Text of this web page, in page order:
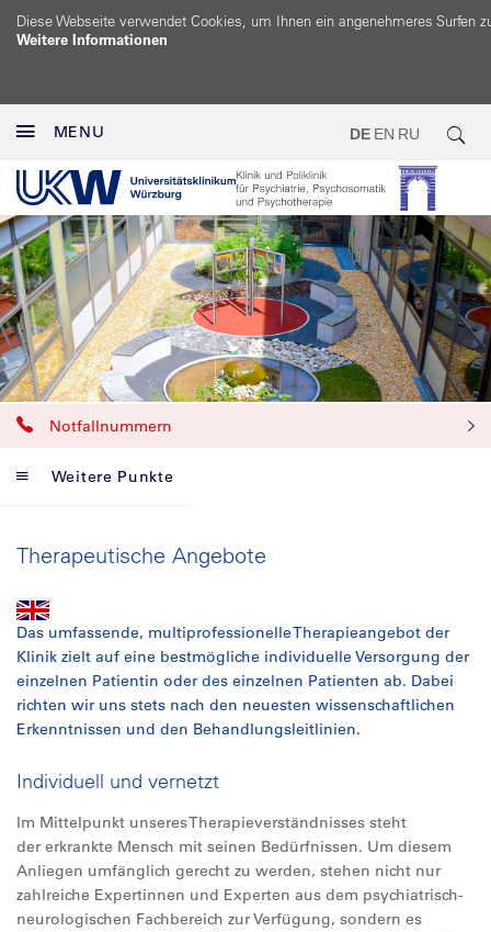
Diese Webseite verwendet Cookies, um Ihnen ein angenehmeres Surfen
Weitere Informationen
MENU DE EN RU
Notfallnummern
Weitere Punkte
Therapeutische Angebote
Das umfassende, multiprofessionelle Therapieangebot der
Klinik zielt auf eine bestmögliche individuelle Versorgung der
einzelnen Patientin oder des einzelnen Patienten ab. Dabei
richten wir uns stets nach den neuesten wissenschaftlichen
Erkenntnissen und den Behandlungsleitlinien.
Individuell und vernetzt
Im Mittelpunkt unseres Therapieverständnisses steht
der erkrankte Mensch mit seinen Bedürfnissen. Um diesem
Anliegen umfänglich gerecht zu werden, stehen nicht nur
zahlreiche Expertinnen und Experten aus dem psychiatrisch-
neurologischen Fachbereich zur Verfügung, sondern es